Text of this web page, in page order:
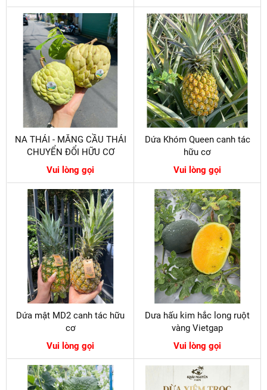
NA THÁI - MĂNG CẦU THÁI
CHUYỂN ĐỔI HỮU CƠ
Vui lòng gọi
Dứa Khóm Queen canh tác
hữu cơ
Vui lòng gọi
Dứa mật MD2 canh tác hữu
cơ
Vui lòng gọi
Dưa hấu kim hắc long ruột
vàng Vietgap
Vui lòng gọi